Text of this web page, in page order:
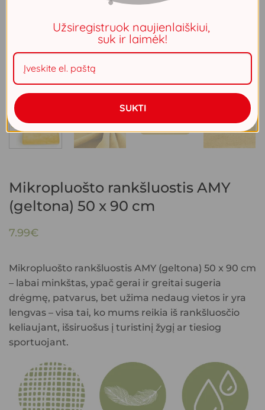
Mikropluošto rankšluostis AMY
(geltona) 50 x 90 cm
7.99€
Mikropluošto rankšluostis AMY (geltona) 50 x 90 cm
– labai minkštas, ypač gerai ir greitai sugeria
drėgmę, patvarus, bet užima nedaug vietos ir yra
lengvas – visa tai, ko mums reikia iš rankšluosčio
keliaujant, išsiruošus į turistinį žygį ar tiesiog
sportuojant.
Užsiregistruok naujienlaiškiui,
suk ir laimėk!
SUKTI